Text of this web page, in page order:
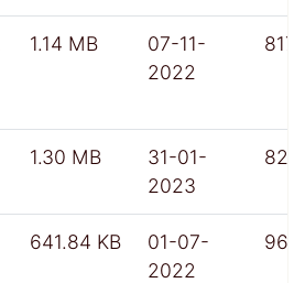
1.14 MB
07-11-
2022
817
1.30 MB
31-01-
2023
822
641.84 KB
01-07-
2022
966